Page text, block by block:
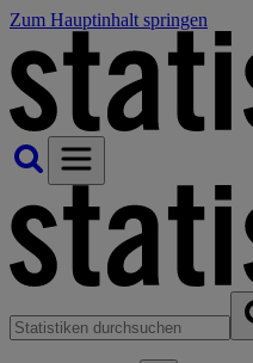
Zum Hauptinhalt springen